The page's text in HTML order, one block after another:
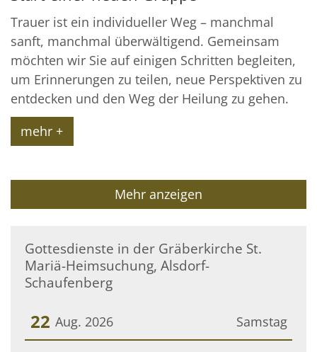
Trauer ist ein individueller Weg – manchmal
sanft, manchmal überwältigend. Gemeinsam
möchten wir Sie auf einigen Schritten begleiten,
um Erinnerungen zu teilen, neue Perspektiven zu
entdecken und den Weg der Heilung zu gehen.
mehr +
Mehr anzeigen
Gottesdienste in der Gräberkirche St.
Mariä-Heimsuchung, Alsdorf-
Schaufenberg
Samstag
22 Aug. 2026